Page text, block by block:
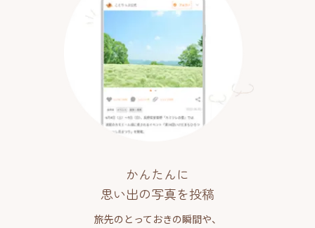
かんたんに
思い出の写真を投稿
旅先のとっておきの瞬間や、